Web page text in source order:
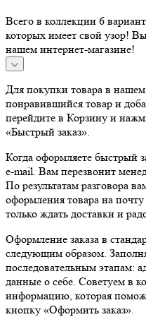
Всего в коллекции 6
которых имеет свой узор!
нашем интернет-магазине!
Для покупки товара в
понравившийся товар и
перейдите в Корзину и
«Быстрый заказ».
Когда оформляете быстрый
e-mail. Вам перезвонит
По результатам разговора
оформления товара на
только ждать доставки и
Оформление заказа в
следующим образом.
последовательным этапам:
данные о себе. Советуем в
информацию, которая
кнопку «Оформить заказ».